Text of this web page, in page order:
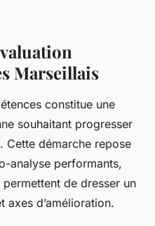
Marseillais
constitue une
souhaitant progresser
Cette démarche repose
analyse performants,
de dresser un
axes d’amélioration.